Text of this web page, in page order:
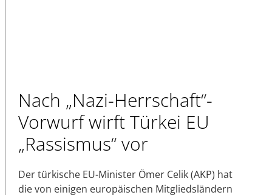
Nach „Nazi-Herrschaft“-
Vorwurf wirft Türkei EU
„Rassismus“ vor
Der türkische EU-Minister Ömer Celik (AKP) hat
die von einigen europäischen Mitgliedsländern